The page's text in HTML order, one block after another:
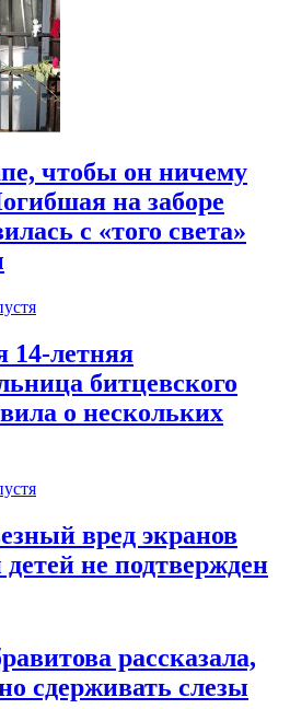
чтобы он ничему
на заборе
с «того света»
14-летняя
битцевского
о нескольких
вред экранов
не подтвержден
рассказала,
сдерживать слезы